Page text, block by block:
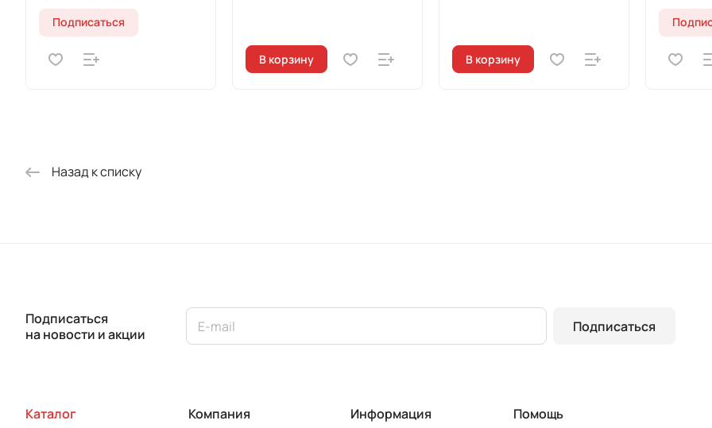
Подписаться
В корзину В корзину
Назад к списку
Подписаться
на новости и акции
Подписаться
Каталог Компания Информация Помощь